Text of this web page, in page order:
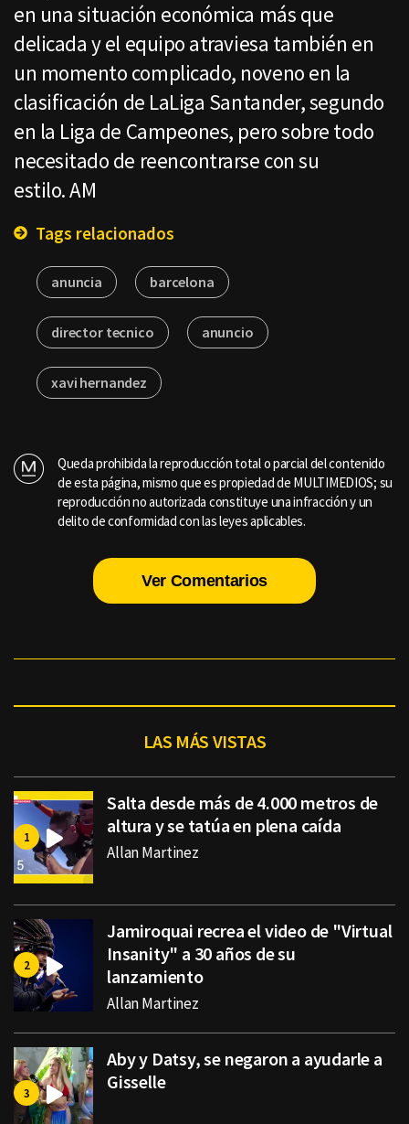
en una situación económica más que
delicada y el equipo atraviesa también en
un momento complicado, noveno en la
clasificación de LaLiga Santander, segundo
en la Liga de Campeones, pero sobre todo
necesitado de reencontrarse con su
estilo. AM
Tags relacionados
anuncia barcelona
director tecnico anuncio
xavi hernandez
Queda prohibida la reproducción total o parcial del contenido
de esta página, mismo que es propiedad de MULTIMEDIOS; su
reproducción no autorizada constituye una infracción y un
delito de conformidad con las leyes aplicables.
Ver Comentarios
LAS MÁS VISTAS
Salta desde más de 4.000 metros de
altura y se tatúa en plena caída
Allan Martinez
Jamiroquai recrea el video de "Virtual
Insanity" a 30 años de su
lanzamiento
Allan Martinez
Aby y Datsy, se negaron a ayudarle a
Gisselle